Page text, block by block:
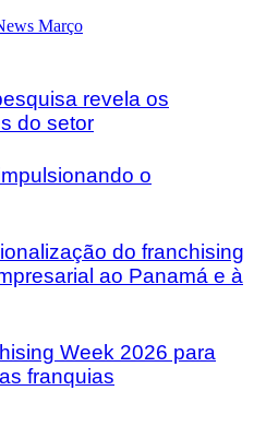
revela os
do setor
o
do franchising
ao Panamá e à
Week 2026 para
franquias